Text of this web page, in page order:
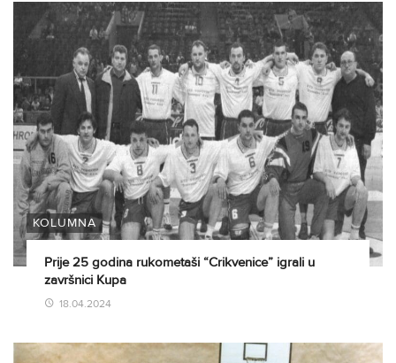
KOLUMNA
Prije 25 godina rukometaši “Crikvenice” igrali u
završnici Kupa
18.04.2024